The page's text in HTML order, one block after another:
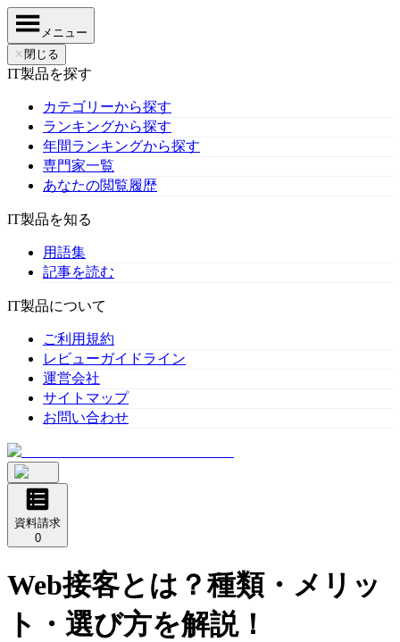
メニュー
✕ 閉じる
IT製品を探す
カテゴリーから探す
ランキングから探す
年間ランキングから探す
専門家一覧
あなたの閲覧履歴
IT製品を知る
用語集
記事を読む
IT製品について
ご利用規約
レビューガイドライン
運営会社
サイトマップ
お問い合わせ
資料請求
0
Web接客とは？種類・メリッ
ト・選び方を解説！